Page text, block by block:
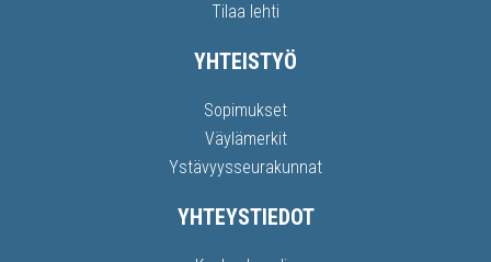
Tilaa lehti
YHTEISTYÖ
Sopimukset
Väylämerkit
Ystävyysseurakunnat
YHTEYSTIEDOT